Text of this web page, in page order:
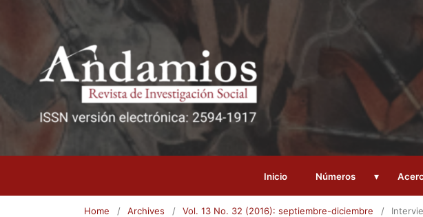
Inicio Números ▾
Home / Archives / Vol. 13 No. 32 (2016): septiembre-diciembre /